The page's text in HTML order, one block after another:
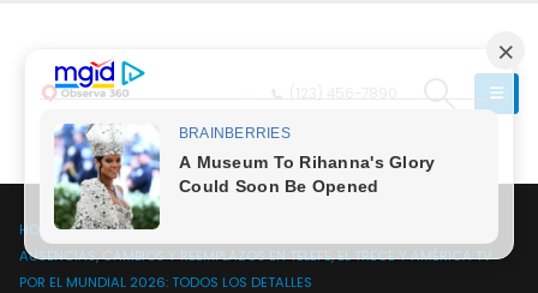
HOME
AUSENCIAS, CAMBIOS Y REEMPLAZOS EN TELEFE, EL TRECE Y AMÉRICA TV
POR EL MUNDIAL 2026: TODOS LOS DETALLES